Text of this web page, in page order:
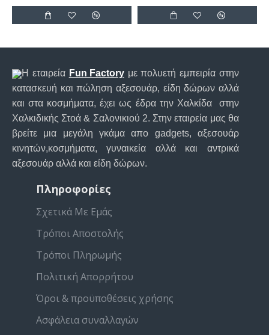
Η εταιρεία Fun Factory με πολυετή εμπειρία στην
κατασκευή και πώληση αξεσουάρ, είδη δώρων αλλά
και στα κοσμήματα, έχει ως έδρα την Χαλκίδα στην
Χαλκιδικής Στοά & Σαλονικιού 2. Στην εταιρεία μας θα
βρείτε μια μεγάλη γκάμα απο gadgets, αξεσουάρ
κινητών,κοσμήματα, γυναικεία αλλά και αντρικά
αξεσουάρ αλλά και είδη δώρων.
Πληροφορίες
Σχετικά Με Εμάς
Τρόποι Αποστολής
Τρόποι Πληρωμής
Πολιτική Απορρήτου
Όροι & προϋποθέσεις χρήσης
Ασφάλεια συναλλαγών